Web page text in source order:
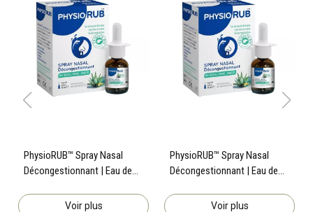
PhysioRUB™ Spray Nasal
Décongestionnant | Eau de
Voir plus
PhysioRUB™ Spray Nasal
Décongestionnant | Eau de
Voir plus